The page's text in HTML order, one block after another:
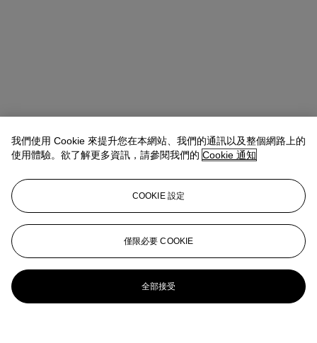
我們使用 Cookie 來提升您在本網站、我們的通訊以及整個網路上的
使用體驗。欲了解更多資訊，請參閱我們的 Cookie 通知
COOKIE 設定
僅限必要 COOKIE
全部接受